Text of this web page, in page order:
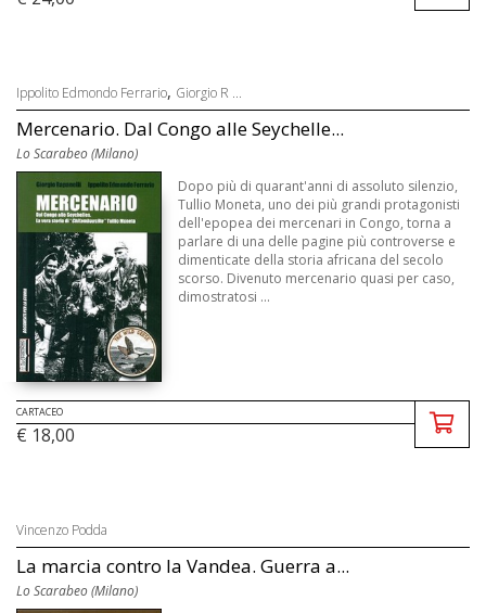
Ippolito Edmondo Ferrario, Giorgio R ...
Mercenario. Dal Congo alle Seychelle...
Lo Scarabeo (Milano)
Dopo più di quarant'anni di assoluto silenzio,
Tullio Moneta, uno dei più grandi protagonisti
dell'epopea dei mercenari in Congo, torna a
parlare di una delle pagine più controverse e
dimenticate della storia africana del secolo
scorso. Divenuto mercenario quasi per caso,
dimostratosi ...
CARTACEO
€ 18,00
Vincenzo Podda
La marcia contro la Vandea. Guerra a...
Lo Scarabeo (Milano)